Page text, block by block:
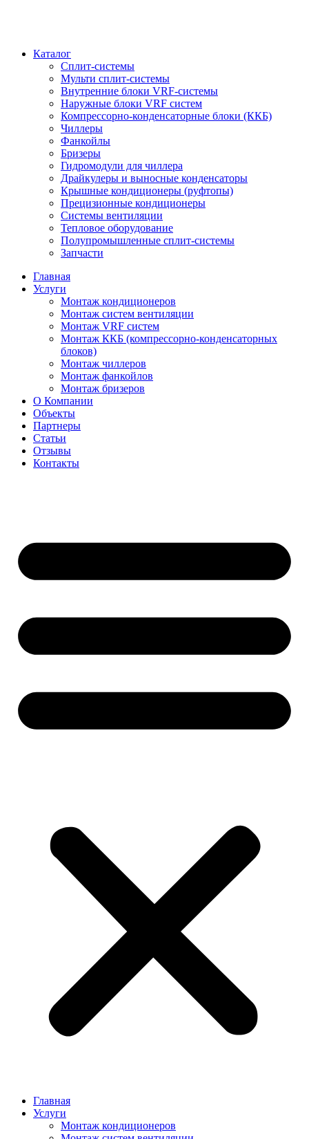
Каталог
Сплит-системы
Мульти сплит-системы
Внутренние блоки VRF-cистемы
Наружные блоки VRF cистем
Компрессорно-конденсаторные блоки (ККБ)
Чиллеры
Фанкойлы
Бризеры
Гидромодули для чиллера
Драйкулеры и выносные конденсаторы
Крышные кондиционеры (руфтопы)
Прецизионные кондиционеры
Системы вентиляции
Тепловое оборудование
Полупромышленные сплит-системы
Запчасти
Главная
Услуги
Монтаж кондиционеров
Монтаж cистем вентиляции
Монтаж VRF систем
Монтаж ККБ (компрессорно-конденсаторных
блоков)
Монтаж чиллеров
Монтаж фанкойлов
Монтаж бризеров
О Компании
Объекты
Партнеры
Статьи
Отзывы
Контакты
Главная
Услуги
Монтаж кондиционеров